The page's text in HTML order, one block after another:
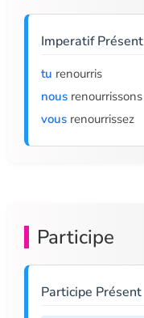
Imperatif Présent
tu renourris
nous renourrissons
vous renourrissez
Participe
Participe Présent